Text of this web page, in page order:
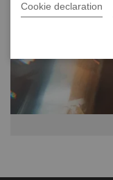
Cookie declaration